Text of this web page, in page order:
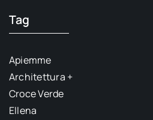
Tag
Apiemme
Architettura +
Croce Verde
Ellena